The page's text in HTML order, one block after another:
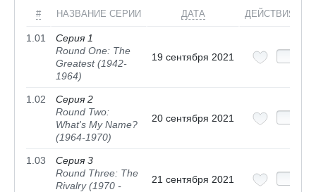
# НАЗВАНИЕ СЕРИИ ДАТА ДЕЙСТВИЯ
1.01
Серия 1
Round One: The
Greatest (1942-
1964)
19 сентября 2021
1.02
Серия 2
Round Two:
What's My Name?
(1964-1970)
20 сентября 2021
1.03
Серия 3
Round Three: The
Rivalry (1970 -
21 сентября 2021